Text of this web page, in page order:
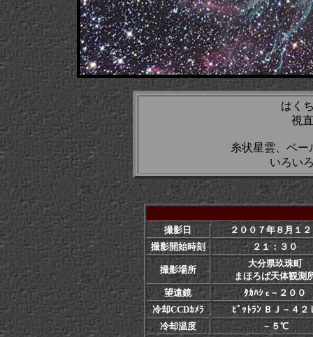
はく
視
糸状星雲、ベ
いろい
撮影日
２００７年８月１２
撮影開始時刻
２１：３０
撮影場所
大分県玖珠町
まほろば天体観測
望遠鏡
ﾀｶﾊｼ ε－２００
冷却CCDｶﾒﾗ
ﾋﾞｯﾄﾗﾝ ＢＪ－４２
冷却温度
－５℃